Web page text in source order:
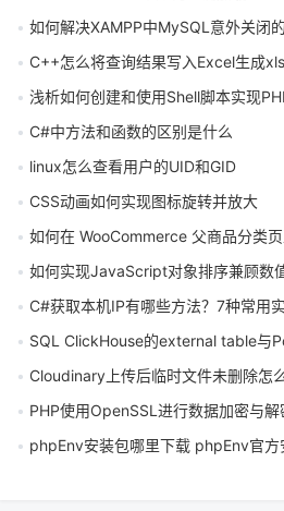
如何解决XAMPP中MySQL意外关闭的问题
C++怎么将查询结果写入Excel生成
浅析如何创建和使用Shell脚本实现
C#中方法和函数的区别是什么
linux怎么查看用户的UID和GID
CSS动画如何实现图标旋转并放大
如何在 WooCommerce 父商品分类
如何实现JavaScript对象排序兼顾数
C#获取本机IP有哪些方法？7种常用
SQL ClickHouse的external table与PostgreSQL、
Cloudinary上传后临时文件未删除怎么办？
PHP使用OpenSSL进行数据加密与
phpEnv安装包哪里下载 phpEnv官方